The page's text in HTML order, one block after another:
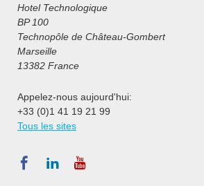
Hotel Technologique
BP 100
Technopôle de Château-Gombert
Marseille
13382 France
Appelez-nous aujourd'hui:
+33 (0)1 41 19 21 99
Tous les sites